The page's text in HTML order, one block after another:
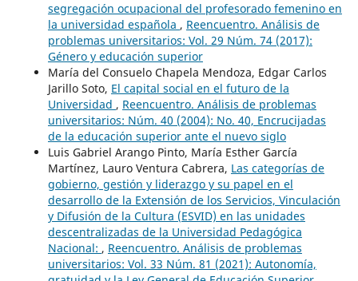
segregación ocupacional del profesorado femenino en
la universidad española , Reencuentro. Análisis de
problemas universitarios: Vol. 29 Núm. 74 (2017):
Género y educación superior
María del Consuelo Chapela Mendoza, Edgar Carlos
Jarillo Soto, El capital social en el futuro de la
Universidad , Reencuentro. Análisis de problemas
universitarios: Núm. 40 (2004): No. 40, Encrucijadas
de la educación superior ante el nuevo siglo
Luis Gabriel Arango Pinto, María Esther García
Martínez, Lauro Ventura Cabrera, Las categorías de
gobierno, gestión y liderazgo y su papel en el
desarrollo de la Extensión de los Servicios, Vinculación
y Difusión de la Cultura (ESVID) en las unidades
descentralizadas de la Universidad Pedagógica
Nacional: , Reencuentro. Análisis de problemas
universitarios: Vol. 33 Núm. 81 (2021): Autonomía,